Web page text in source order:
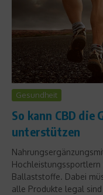
Gesundheit
So kann CBD
unterstützen
Ballaststoffe. Dabei
alle Produkte legal